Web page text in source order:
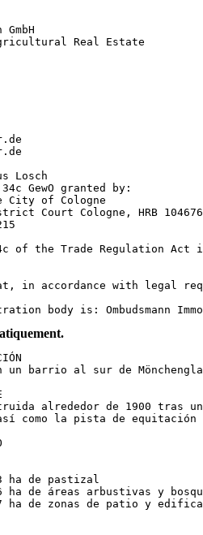
GmbH
Real Estate
Losch
GewO granted by:
City of Cologne
Court Cologne, HRB
of the Trade Regulation
in accordance with legal
body is: Ombudsmann
un barrio al sur de
alrededor de 1900
como la pista de equitación
ha de pastizal
ha de áreas arbustivas y
ha de zonas de patio y